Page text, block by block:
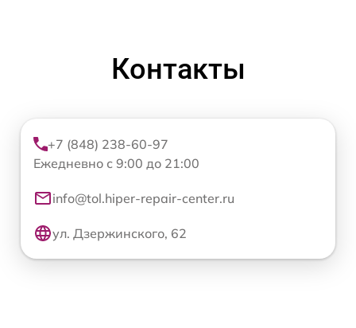
Контакты
+7 (848) 238-60-97
Ежедневно с 9:00 до 21:00
info@tol.hiper-repair-center.ru
ул. Дзержинского, 62